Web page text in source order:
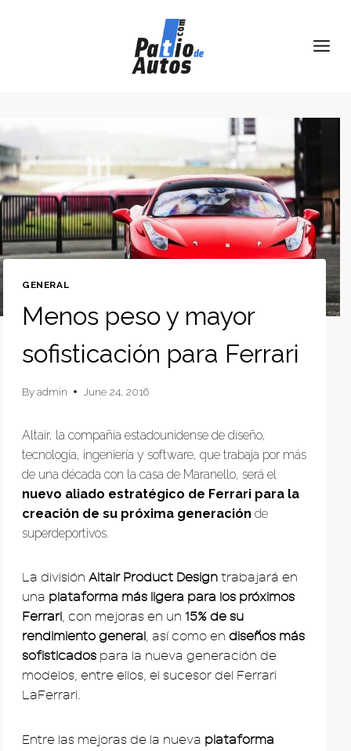
GENERAL
Menos peso y mayor
sofisticación para Ferrari
Byadmin June 24, 2016
Altair, la compañía estadounidense de diseño,
tecnología, ingeniería y software, que trabaja por más
de una década con la casa de Maranello, será el
nuevo aliado estratégico de Ferrari para la
creación de su próxima generación de
superdeportivos.
La división Altair Product Design trabajará en
una plataforma más ligera para los próximos
Ferrari, con mejoras en un 15% de su
rendimiento general, así como en diseños más
sofisticados para la nueva generación de
modelos, entre ellos, el sucesor del Ferrari
LaFerrari.
Entre las mejoras de la nueva plataforma